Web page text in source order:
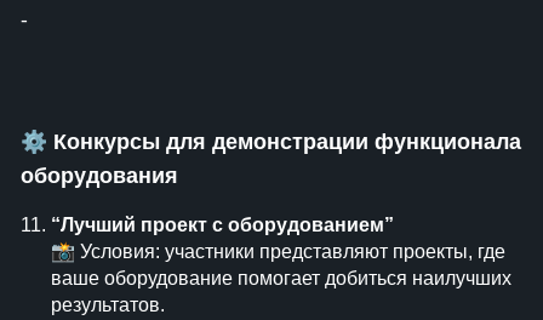
⁃
⚙ Конкурсы для демонстрации функционала
оборудования
“Лучший проект с оборудованием”
📸 Условия: участники представляют проекты, где
ваше оборудование помогает добиться наилучших
результатов.